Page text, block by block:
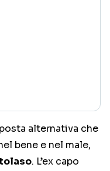
alternativa che
bene e nel male,
. L’ex capo